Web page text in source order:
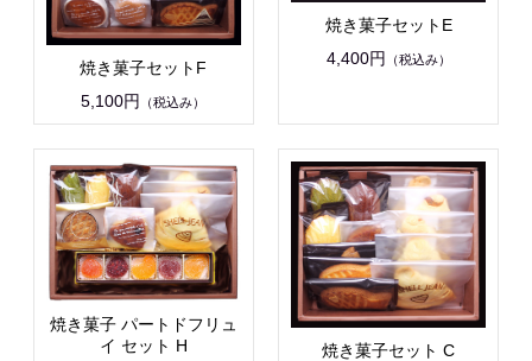
焼き菓子セットF
5,100円
（税込み）
焼き菓子セットE
4,400円
（税込み）
焼き菓子 パートドフリュ
イ セット H
焼き菓子セット C